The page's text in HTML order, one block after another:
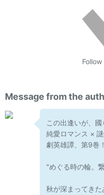
Message from the
この出逢いが、國
純愛ロマンス ×
劇英雄譚、第9巻！
"めぐる時の輪。
秋が深まってき